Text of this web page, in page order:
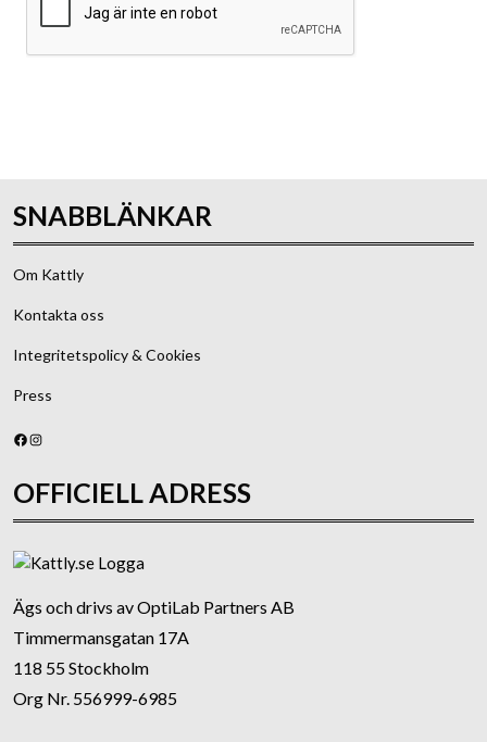
SNABBLÄNKAR
Om Kattly
Kontakta oss
Integritetspolicy & Cookies
Press
Facebook
Instagram
OFFICIELL ADRESS
Ägs och drivs av OptiLab Partners AB
Timmermansgatan 17A
118 55 Stockholm
Org Nr. 556999-6985